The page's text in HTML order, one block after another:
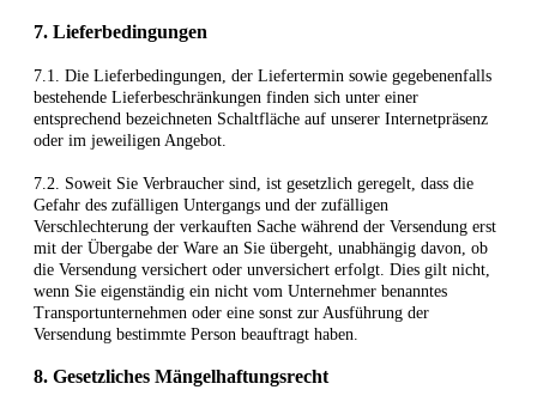
7. Lieferbedingungen
7.1. Die Lieferbedingungen, der Liefertermin sowie gegebenenfalls
bestehende Lieferbeschränkungen finden sich unter einer
entsprechend bezeichneten Schaltfläche auf unserer Internetpräsenz
oder im jeweiligen Angebot.
7.2. Soweit Sie Verbraucher sind, ist gesetzlich geregelt, dass die
Gefahr des zufälligen Untergangs und der zufälligen
Verschlechterung der verkauften Sache während der Versendung erst
mit der Übergabe der Ware an Sie übergeht, unabhängig davon, ob
die Versendung versichert oder unversichert erfolgt. Dies gilt nicht,
wenn Sie eigenständig ein nicht vom Unternehmer benanntes
Transportunternehmen oder eine sonst zur Ausführung der
Versendung bestimmte Person beauftragt haben.
8. Gesetzliches Mängelhaftungsrecht